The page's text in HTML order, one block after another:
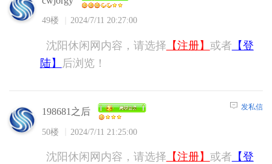
49楼 2024/7/11 20:27:00
沈阳休闲网内容，请选择 【注册】 或者 【登
陆】
后浏览！
198681之后
50楼 2024/7/11 21:25:00
发私信
沈阳休闲网内容，请选择 【注册】 或者 【登